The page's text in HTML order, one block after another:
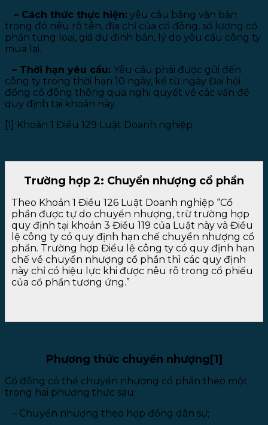
– Cách thức thực hiện: yêu cầu bằng văn bản
trong đó nêu rõ tên, địa chỉ của cổ đông, số lượng cổ
phần từng loại, giá dự định bán, lý do yêu cầu công ty
mua lại.
– Thời hạn yêu cầu: Yêu cầu phải được gửi đến
công ty trong thời hạn 10 ngày, kể từ ngày Đại hội
đồng cổ đông thông qua nghị quyết về các vấn đề
quy định tại khoản này.
[1] Khoản 1 Điều 129 Luật Doanh nghiệp
Trường hợp 2: Chuyển nhượng cổ phần
Theo Khoản 1 Điều 126 Luật Doanh nghiệp “Cổ
phần được tự do chuyển nhượng, trừ trường hợp
quy định tại khoản 3 Điều 119 của Luật này và Điều
lệ công ty có quy định hạn chế chuyển nhượng cổ
phần. Trường hợp Điều lệ công ty có quy định hạn
chế về chuyển nhượng cổ phần thì các quy định
này chỉ có hiệu lực khi được nêu rõ trong cổ phiếu
của cổ phần tương ứng.”
Phương thức chuyển nhượng[1]
Cổ đông có thể chuyển nhượng cổ phần theo một
trong hai phương thức sau:
– Chuyển nhượng theo hợp đồng dân sự;